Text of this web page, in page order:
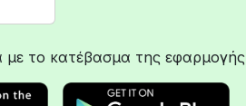
με το κατέβασμα της εφαρμογής